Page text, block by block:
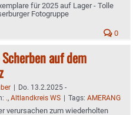
für 2025 auf Lager - Tolle
Fotogruppe
0
auf dem
| Do. 13.2.2025 -
., Altlandkreis WS | Tags: AMERANG
verursachen zum wiederholten